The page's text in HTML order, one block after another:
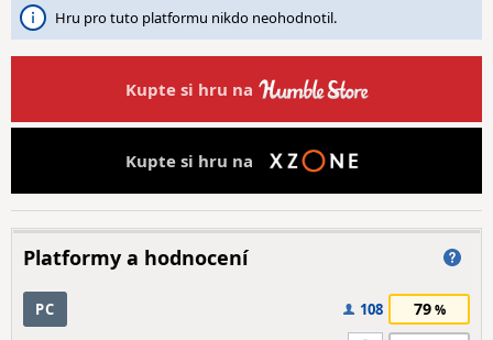
Hru pro tuto platformu nikdo neohodnotil.
Kupte si hru na
Kupte si hru na
Platformy a hodnocení
PC 108 79